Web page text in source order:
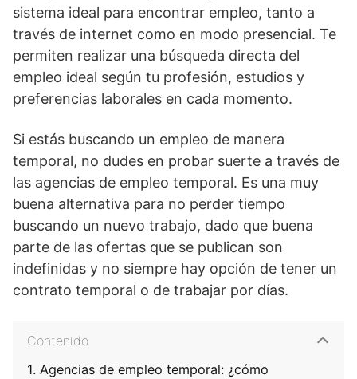
sistema ideal para encontrar empleo, tanto a
través de internet como en modo presencial. Te
permiten realizar una búsqueda directa del
empleo ideal según tu profesión, estudios y
preferencias laborales en cada momento.
Si estás buscando un empleo de manera
temporal, no dudes en probar suerte a través de
las agencias de empleo temporal. Es una muy
buena alternativa para no perder tiempo
buscando un nuevo trabajo, dado que buena
parte de las ofertas que se publican son
indefinidas y no siempre hay opción de tener un
contrato temporal o de trabajar por días.
Contenido
Agencias de empleo temporal: ¿cómo